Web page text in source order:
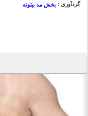
گردآوری : بخش مد بیتوته